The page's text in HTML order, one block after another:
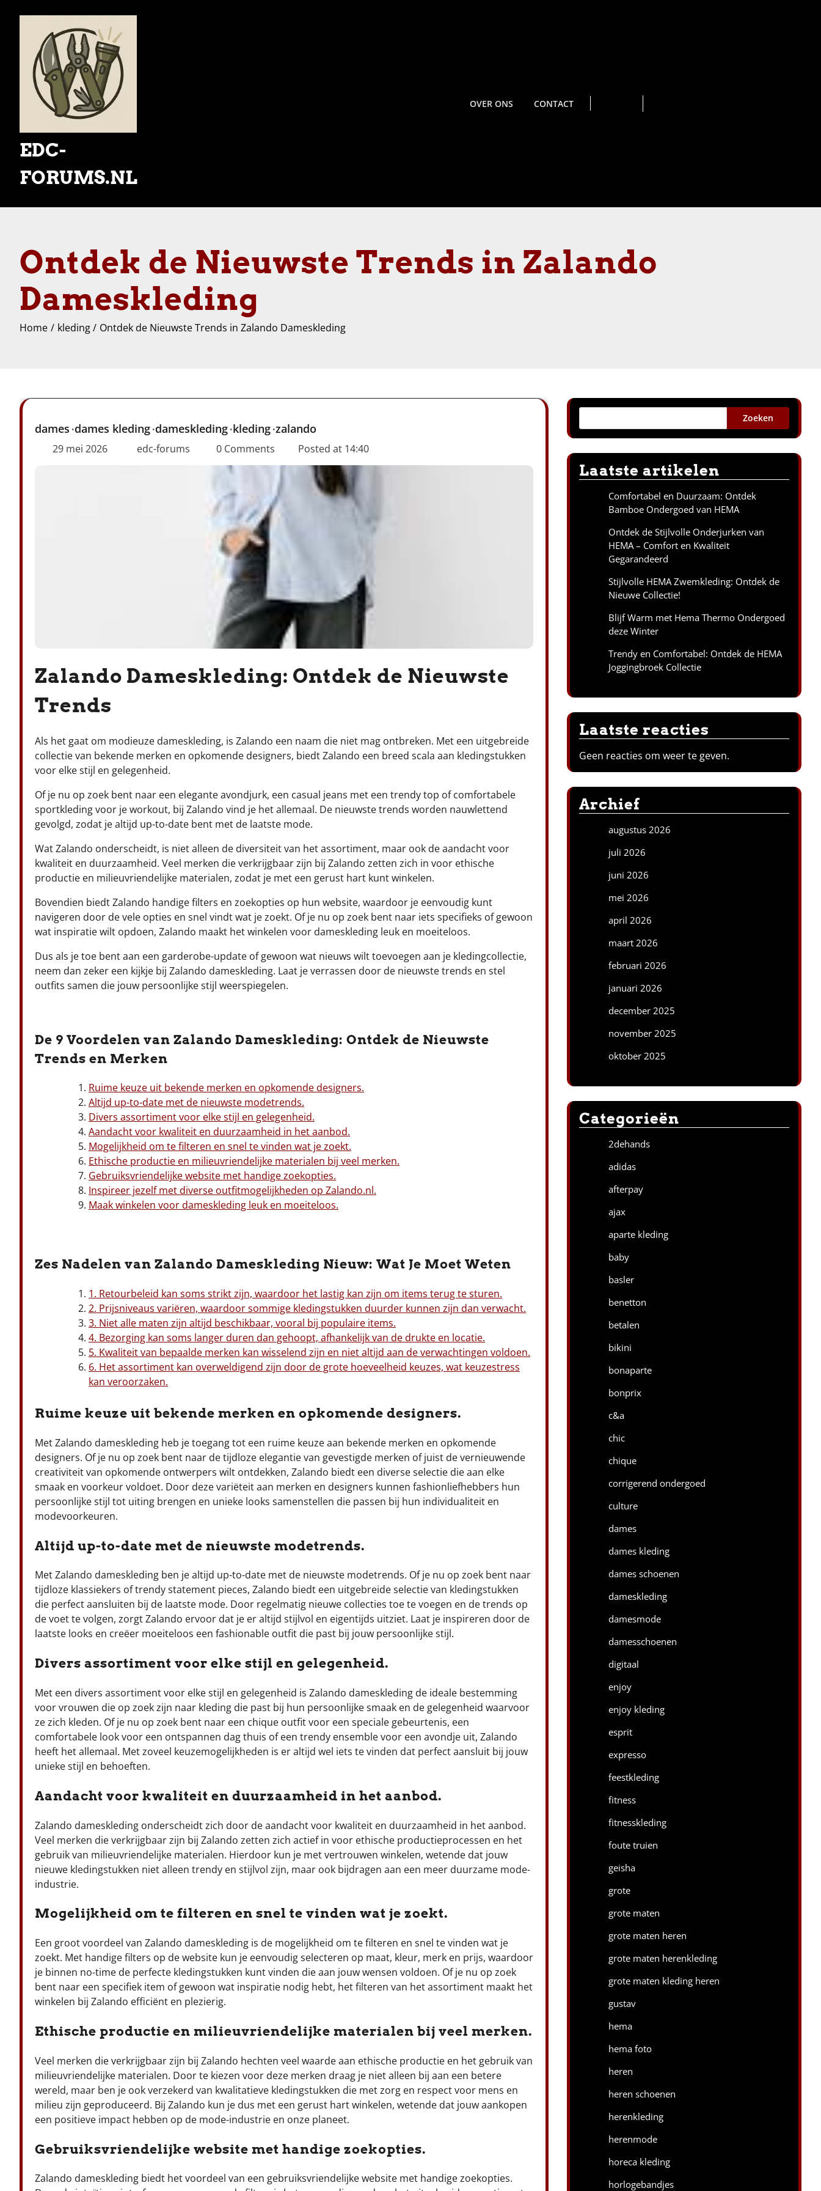
EDC-
FORUMS.NL
OVER ONS CONTACT
Ontdek de Nieuwste Trends in Zalando
Dameskleding
Home kleding Ontdek de Nieuwste Trends in Zalando Dameskleding
dames dames kleding dameskleding kleding zalando
29 mei 2026 edc-forums 0 Comments Posted at 14:40
Zalando Dameskleding: Ontdek de Nieuwste
Trends
Als het gaat om modieuze dameskleding, is Zalando een naam die niet mag ontbreken. Met een uitgebreide
collectie van bekende merken en opkomende designers, biedt Zalando een breed scala aan kledingstukken
voor elke stijl en gelegenheid.
Of je nu op zoek bent naar een elegante avondjurk, een casual jeans met een trendy top of comfortabele
sportkleding voor je workout, bij Zalando vind je het allemaal. De nieuwste trends worden nauwlettend
gevolgd, zodat je altijd up-to-date bent met de laatste mode.
Wat Zalando onderscheidt, is niet alleen de diversiteit van het assortiment, maar ook de aandacht voor
kwaliteit en duurzaamheid. Veel merken die verkrijgbaar zijn bij Zalando zetten zich in voor ethische
productie en milieuvriendelijke materialen, zodat je met een gerust hart kunt winkelen.
Bovendien biedt Zalando handige filters en zoekopties op hun website, waardoor je eenvoudig kunt
navigeren door de vele opties en snel vindt wat je zoekt. Of je nu op zoek bent naar iets specifieks of gewoon
wat inspiratie wilt opdoen, Zalando maakt het winkelen voor dameskleding leuk en moeiteloos.
Dus als je toe bent aan een garderobe-update of gewoon wat nieuws wilt toevoegen aan je kledingcollectie,
neem dan zeker een kijkje bij Zalando dameskleding. Laat je verrassen door de nieuwste trends en stel
outfits samen die jouw persoonlijke stijl weerspiegelen.
De 9 Voordelen van Zalando Dameskleding: Ontdek de Nieuwste
Trends en Merken
Ruime keuze uit bekende merken en opkomende designers.
Altijd up-to-date met de nieuwste modetrends.
Divers assortiment voor elke stijl en gelegenheid.
Aandacht voor kwaliteit en duurzaamheid in het aanbod.
Mogelijkheid om te filteren en snel te vinden wat je zoekt.
Ethische productie en milieuvriendelijke materialen bij veel merken.
Gebruiksvriendelijke website met handige zoekopties.
Inspireer jezelf met diverse outfitmogelijkheden op Zalando.nl.
Maak winkelen voor dameskleding leuk en moeiteloos.
Zes Nadelen van Zalando Dameskleding Nieuw: Wat Je Moet Weten
1. Retourbeleid kan soms strikt zijn, waardoor het lastig kan zijn om items terug te sturen.
2. Prijsniveaus variëren, waardoor sommige kledingstukken duurder kunnen zijn dan verwacht.
3. Niet alle maten zijn altijd beschikbaar, vooral bij populaire items.
4. Bezorging kan soms langer duren dan gehoopt, afhankelijk van de drukte en locatie.
5. Kwaliteit van bepaalde merken kan wisselend zijn en niet altijd aan de verwachtingen voldoen.
6. Het assortiment kan overweldigend zijn door de grote hoeveelheid keuzes, wat keuzestress
kan veroorzaken.
Ruime keuze uit bekende merken en opkomende designers.
Met Zalando dameskleding heb je toegang tot een ruime keuze aan bekende merken en opkomende
designers. Of je nu op zoek bent naar de tijdloze elegantie van gevestigde merken of juist de vernieuwende
creativiteit van opkomende ontwerpers wilt ontdekken, Zalando biedt een diverse selectie die aan elke
smaak en voorkeur voldoet. Door deze variëteit aan merken en designers kunnen fashionliefhebbers hun
persoonlijke stijl tot uiting brengen en unieke looks samenstellen die passen bij hun individualiteit en
modevoorkeuren.
Altijd up-to-date met de nieuwste modetrends.
Met Zalando dameskleding ben je altijd up-to-date met de nieuwste modetrends. Of je nu op zoek bent naar
tijdloze klassiekers of trendy statement pieces, Zalando biedt een uitgebreide selectie van kledingstukken
die perfect aansluiten bij de laatste mode. Door regelmatig nieuwe collecties toe te voegen en de trends op
de voet te volgen, zorgt Zalando ervoor dat je er altijd stijlvol en eigentijds uitziet. Laat je inspireren door de
laatste looks en creëer moeiteloos een fashionable outfit die past bij jouw persoonlijke stijl.
Divers assortiment voor elke stijl en gelegenheid.
Met een divers assortiment voor elke stijl en gelegenheid is Zalando dameskleding de ideale bestemming
voor vrouwen die op zoek zijn naar kleding die past bij hun persoonlijke smaak en de gelegenheid waarvoor
ze zich kleden. Of je nu op zoek bent naar een chique outfit voor een speciale gebeurtenis, een
comfortabele look voor een ontspannen dag thuis of een trendy ensemble voor een avondje uit, Zalando
heeft het allemaal. Met zoveel keuzemogelijkheden is er altijd wel iets te vinden dat perfect aansluit bij jouw
unieke stijl en behoeften.
Aandacht voor kwaliteit en duurzaamheid in het aanbod.
Zalando dameskleding onderscheidt zich door de aandacht voor kwaliteit en duurzaamheid in het aanbod.
Veel merken die verkrijgbaar zijn bij Zalando zetten zich actief in voor ethische productieprocessen en het
gebruik van milieuvriendelijke materialen. Hierdoor kun je met vertrouwen winkelen, wetende dat jouw
nieuwe kledingstukken niet alleen trendy en stijlvol zijn, maar ook bijdragen aan een meer duurzame mode-
industrie.
Mogelijkheid om te filteren en snel te vinden wat je zoekt.
Een groot voordeel van Zalando dameskleding is de mogelijkheid om te filteren en snel te vinden wat je
zoekt. Met handige filters op de website kun je eenvoudig selecteren op maat, kleur, merk en prijs, waardoor
je binnen no-time de perfecte kledingstukken kunt vinden die aan jouw wensen voldoen. Of je nu op zoek
bent naar een specifiek item of gewoon wat inspiratie nodig hebt, het filteren van het assortiment maakt het
winkelen bij Zalando efficiënt en plezierig.
Ethische productie en milieuvriendelijke materialen bij veel merken.
Veel merken die verkrijgbaar zijn bij Zalando hechten veel waarde aan ethische productie en het gebruik van
milieuvriendelijke materialen. Door te kiezen voor deze merken draag je niet alleen bij aan een betere
wereld, maar ben je ook verzekerd van kwalitatieve kledingstukken die met zorg en respect voor mens en
milieu zijn geproduceerd. Bij Zalando kun je dus met een gerust hart winkelen, wetende dat jouw aankopen
een positieve impact hebben op de mode-industrie en onze planeet.
Gebruiksvriendelijke website met handige zoekopties.
Zalando dameskleding biedt het voordeel van een gebruiksvriendelijke website met handige zoekopties.
Zoeken
Laatste artikelen
Comfortabel en Duurzaam: Ontdek
Bamboe Ondergoed van HEMA
Ontdek de Stijlvolle Onderjurken van
HEMA – Comfort en Kwaliteit
Gegarandeerd
Stijlvolle HEMA Zwemkleding: Ontdek de
Nieuwe Collectie!
Blijf Warm met Hema Thermo Ondergoed
deze Winter
Trendy en Comfortabel: Ontdek de HEMA
Joggingbroek Collectie
Laatste reacties
Geen reacties om weer te geven.
Archief
augustus 2026
juli 2026
juni 2026
mei 2026
april 2026
maart 2026
februari 2026
januari 2026
december 2025
november 2025
oktober 2025
Categorieën
2dehands
adidas
afterpay
ajax
aparte kleding
baby
basler
benetton
betalen
bikini
bonaparte
bonprix
c&a
chic
chique
corrigerend ondergoed
culture
dames
dames kleding
dames schoenen
dameskleding
damesmode
damesschoenen
digitaal
enjoy
enjoy kleding
esprit
expresso
feestkleding
fitness
fitnesskleding
foute truien
geisha
grote
grote maten
grote maten heren
grote maten herenkleding
grote maten kleding heren
gustav
hema
hema foto
heren
heren schoenen
herenkleding
herenmode
horeca kleding
horlogebandjes